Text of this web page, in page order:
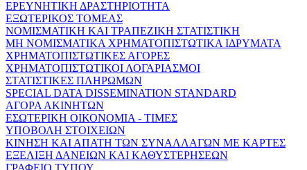
ΕΡΕΥΝΗΤΙΚΗ ΔΡΑΣΤΗΡΙΟΤΗΤΑ
ΕΞΩΤΕΡΙΚΟΣ ΤΟΜΕΑΣ
ΝΟΜΙΣΜΑΤΙΚΗ ΚΑΙ ΤΡΑΠΕΖΙΚΗ ΣΤΑΤΙΣΤΙΚΗ
ΜΗ ΝΟΜΙΣΜΑΤΙΚΑ ΧΡΗΜΑΤΟΠΙΣΤΩΤΙΚΑ ΙΔΡΥΜΑΤΑ
ΧΡΗΜΑΤΟΠΙΣΤΩΤΙΚΕΣ ΑΓΟΡΕΣ
ΧΡΗΜΑΤΟΠΙΣΤΩΤΙΚΟΙ ΛΟΓΑΡΙΑΣΜΟΙ
ΣΤΑΤΙΣΤΙΚΕΣ ΠΛΗΡΩΜΩΝ
SPECIAL DATA DISSEMINATION STANDARD
ΑΓΟΡΑ ΑΚΙΝΗΤΩΝ
ΕΣΩΤΕΡΙΚΗ ΟΙΚΟΝΟΜΙΑ - ΤΙΜΕΣ
ΥΠΟΒΟΛΗ ΣΤΟΙΧΕΙΩΝ
ΚΙΝΗΣΗ ΚΑΙ ΑΠΑΤΗ ΤΩΝ ΣΥΝΑΛΛΑΓΩΝ ΜΕ ΚΑΡΤΕΣ
ΕΞΕΛΙΞΗ ΔΑΝΕΙΩΝ ΚΑΙ ΚΑΘΥΣΤΕΡΗΣΕΩΝ
ΓΡΑΦΕΙΟ ΤΥΠΟΥ